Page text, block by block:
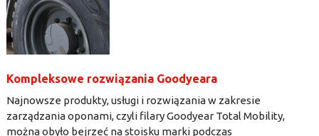
Kompleksowe rozwiązania Goodyeara
Najnowsze produkty, usługi i rozwiązania w zakresie
zarządzania oponami, czyli filary Goodyear Total Mobility,
można obyło bejrzeć na stoisku marki podczas